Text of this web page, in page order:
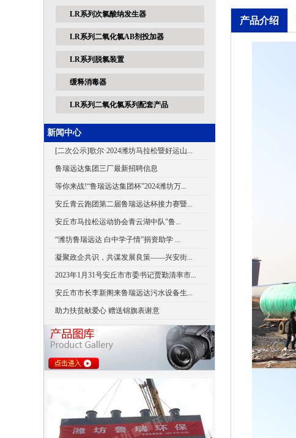
LR系列次氯酸纳发生器
LR系列二氧化氯AB剂投加器
LR系列脱氯装置
缓释消毒器
LR系列二氧化氯系列配套产品
新闻中心
[二次公示]歌尔·2024潍坊马拉松暨好运山...
鲁瑞远达集团三厂最新招聘信息
等你来战!“鲁瑞远达集团杯”2024潍坊万...
安丘青云跑团第二届鲁瑞远达杯接力赛暨...
安丘市马拉松运动协会青云湖中队"鲁...
“潍坊鲁瑞远达 白中学子情”捐资助学 ...
凝聚政企共识，共谋发展良策——兴安街...
2023年1月31号安丘市市委书记贾勤清率市...
安丘市市长李新阁来鲁瑞远达污水设备生...
助力扶贫献爱心 赠送锦旗表谢意
产品介绍